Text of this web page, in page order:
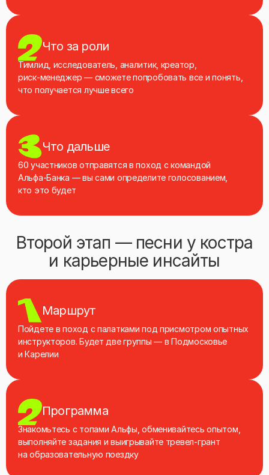
Что за роли
Тимлид, исследователь, аналитик, креатор,
риск‑менеджер — сможете попробовать все и понять,
что получается лучше всего
Что дальше
60 участников отправятся в поход с командой
Альфа‑Банка — вы сами определите голосованием,
кто это будет
Второй этап — песни у костра
и карьерные инсайты
Маршрут
Пойдете в поход с палатками под присмотром опытных
инструкторов. Будет две группы — в Подмосковье
и Карелии
Программа
Знакомьтесь с топами Альфы, обменивайтесь опытом,
выполняйте задания и выигрывайте тревел-грант
на образовательную поездку